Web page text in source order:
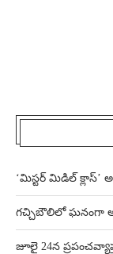
‘మిస్టర్ మిడిల్ క్లాస్’
గచ్చిబౌలిలో ఘనంగా
జూలై 24న